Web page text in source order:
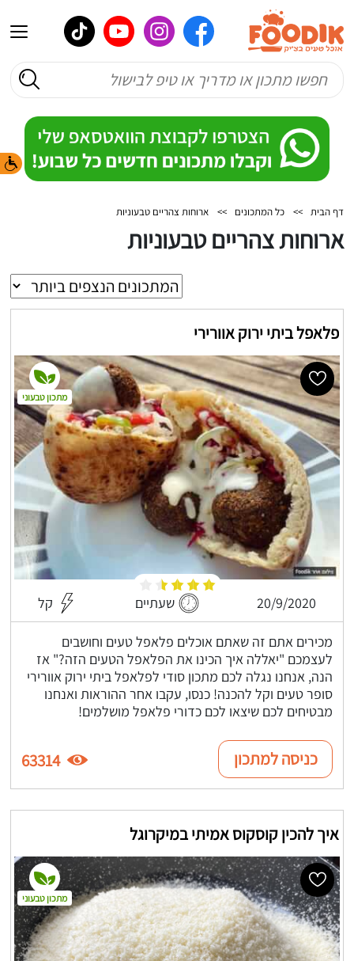
דף הבית >> כל המתכונים >> ארוחות צהריים טבעוניות
ארוחות צהריים טבעוניות
פלאפל ביתי ירוק אוורירי
20/9/2020 שעתיים קל
מכירים אתם זה שאתם אוכלים פלאפל טעים וחושבים
לעצמכם "יאללה איך הכינו את הפלאפל הטעים הזה?" אז
הנה, אנחנו נגלה לכם מתכון סודי לפלאפל ביתי ירוק אוורירי
סופר טעים וקל להכנה! כנסו, עקבו אחר ההוראות ואנחנו
מבטיחים לכם שיצאו לכם כדורי פלאפל מושלמים!
מתכון טבעוני
כניסה למתכון 63314
איך להכין קוסקוס אמיתי במיקרוגל
מתכון טבעוני